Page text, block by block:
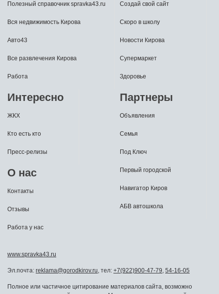
Полезный справочник spravka43.ru
Вся недвижимость Кирова
Авто43
Все развлечения Кирова
Работа
Создай свой сайт
Скоро в школу
Новости Кирова
Супермаркет
Здоровье
Интересно
ЖКХ
Кто есть кто
Пресс-релизы
О нас
Контакты
Отзывы
Работа у нас
Партнеры
Объявления
Семья
Под Ключ
Первый городской
Навигатор Киров
АБВ автошкола
www.spravka43.ru
Эл.почта: reklama@gorodkirov.ru, тел: +7(922)900-47-79, 54-16-05
Полное или частичное цитирование материалов сайта, возможно